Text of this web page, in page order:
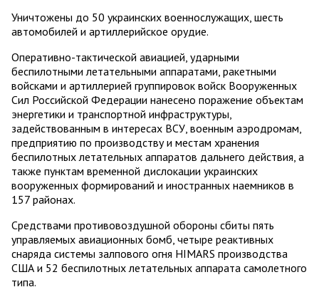
Уничтожены до 50 украинских военнослужащих, шесть
автомобилей и артиллерийское орудие.
Оперативно-тактической авиацией, ударными
беспилотными летательными аппаратами, ракетными
войсками и артиллерией группировок войск Вооруженных
Сил Российской Федерации нанесено поражение объектам
энергетики и транспортной инфраструктуры,
задействованным в интересах ВСУ, военным аэродромам,
предприятию по производству и местам хранения
беспилотных летательных аппаратов дальнего действия, а
также пунктам временной дислокации украинских
вооруженных формирований и иностранных наемников в
157 районах.
Средствами противовоздушной обороны сбиты пять
управляемых авиационных бомб, четыре реактивных
снаряда системы залпового огня HIMARS производства
США и 52 беспилотных летательных аппарата самолетного
типа.